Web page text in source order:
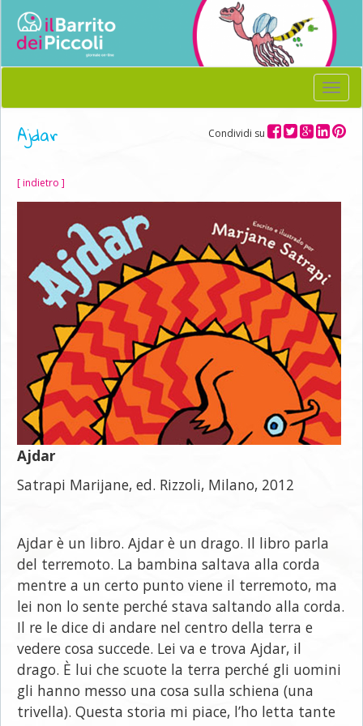
Menu
Condividi su
Ajdar
[ indietro ]
Ajdar
Satrapi Marijane, ed. Rizzoli, Milano, 2012
Ajdar è un libro. Ajdar è un drago. Il libro parla
del terremoto. La bambina saltava alla corda
mentre a un certo punto viene il terremoto, ma
lei non lo sente perché stava saltando alla corda.
Il re le dice di andare nel centro della terra e
vedere cosa succede. Lei va e trova Ajdar, il
drago. È lui che scuote la terra perché gli uomini
gli hanno messo una cosa sulla schiena (una
trivella). Questa storia mi piace, l’ho letta tante